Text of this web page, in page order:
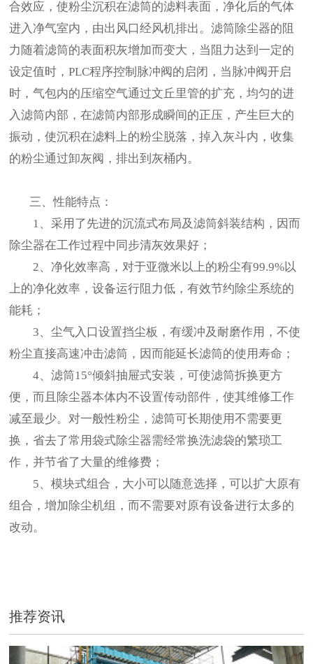
合效应，使粉尘沉积在滤筒的滤料表面，净化后的气体
进入净气室内，由出风口经风机排出。滤筒除尘器的阻
力随着滤筒的表面积灰增加而变大，当阻力达到一定的
设定值时，PLC程序控制脉冲阀的启闭，当脉冲阀开启
时，气包内的压缩空气通过文丘里管的扩充，均匀的进
入滤筒内部，在滤筒内部形成瞬间的正压，产生巨大的
振动，使沉积在滤料上的粉尘脱落，掉入灰斗内，收集
的粉尘通过卸灰阀，排出到灰桶内。
三、性能特点：
1、采用了先进的沉流式布局及滤筒斜装结构，因而
除尘器在工作过程中同步清灰效果好；
2、净化效率高，对于亚微米以上的粉尘有99.9%以
上的净化效率，设备运行阻力低，有效节约除尘系统的
能耗；
3、尘气入口设置挡尘板，有缓冲及耐磨作用，不使
粉尘直接高速冲击滤筒，因而能延长滤筒的使用寿命；
4、滤筒15°倾斜抽屉式安装，可使滤筒拆换更方
便，而且除尘器本体内不设置传动部件，使其维修工作
减至最少。对一般性粉尘，滤筒可长期使用不需要更
换，省去了常用袋式除尘器需经常换洗滤袋的繁琐工
作，并节省了大量的维修费；
5、模块式组合，大小可以随意选择，可以扩大原有
组合，增加除尘机组，而不需要对原有设备进行太多的
改动。
推荐资讯